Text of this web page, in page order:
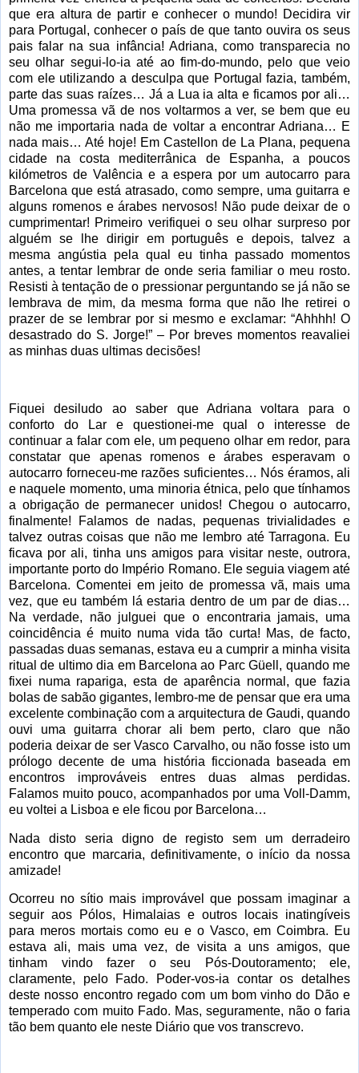
que era altura de partir e conhecer o mundo! Decidira vir
para Portugal, conhecer o país de que tanto ouvira os seus
pais falar na sua infância! Adriana, como transparecia no
seu olhar segui-lo-ia até ao fim-do-mundo, pelo que veio
com ele utilizando a desculpa que Portugal fazia, também,
parte das suas raízes… Já a Lua ia alta e ficamos por ali…
Uma promessa vã de nos voltarmos a ver, se bem que eu
não me importaria nada de voltar a encontrar Adriana… E
nada mais… Até hoje! Em Castellon de La Plana, pequena
cidade na costa mediterrânica de Espanha, a poucos
kilómetros de Valência e a espera por um autocarro para
Barcelona que está atrasado, como sempre, uma guitarra e
alguns romenos e árabes nervosos! Não pude deixar de o
cumprimentar! Primeiro verifiquei o seu olhar surpreso por
alguém se lhe dirigir em português e depois, talvez a
mesma angústia pela qual eu tinha passado momentos
antes, a tentar lembrar de onde seria familiar o meu rosto.
Resisti à tentação de o pressionar perguntando se já não se
lembrava de mim, da mesma forma que não lhe retirei o
prazer de se lembrar por si mesmo e exclamar: “Ahhhh! O
desastrado do S. Jorge!” – Por breves momentos reavaliei
as minhas duas ultimas decisões!
Fiquei desiludo ao saber que Adriana voltara para o
conforto do Lar e questionei-me qual o interesse de
continuar a falar com ele, um pequeno olhar em redor, para
constatar que apenas romenos e árabes esperavam o
autocarro forneceu-me razões suficientes… Nós éramos, ali
e naquele momento, uma minoria étnica, pelo que tínhamos
a obrigação de permanecer unidos! Chegou o autocarro,
finalmente! Falamos de nadas, pequenas trivialidades e
talvez outras coisas que não me lembro até Tarragona. Eu
ficava por ali, tinha uns amigos para visitar neste, outrora,
importante porto do Império Romano. Ele seguia viagem até
Barcelona. Comentei em jeito de promessa vã, mais uma
vez, que eu também lá estaria dentro de um par de dias…
Na verdade, não julguei que o encontraria jamais, uma
coincidência é muito numa vida tão curta! Mas, de facto,
passadas duas semanas, estava eu a cumprir a minha visita
ritual de ultimo dia em Barcelona ao Parc Güell, quando me
fixei numa rapariga, esta de aparência normal, que fazia
bolas de sabão gigantes, lembro-me de pensar que era uma
excelente combinação com a arquitectura de Gaudi, quando
ouvi uma guitarra chorar ali bem perto, claro que não
poderia deixar de ser Vasco Carvalho, ou não fosse isto um
prólogo decente de uma história ficcionada baseada em
encontros improváveis entres duas almas perdidas.
Falamos muito pouco, acompanhados por uma Voll-Damm,
eu voltei a Lisboa e ele ficou por Barcelona…
Nada disto seria digno de registo sem um derradeiro
encontro que marcaria, definitivamente, o início da nossa
amizade!
Ocorreu no sítio mais improvável que possam imaginar a
seguir aos Pólos, Himalaias e outros locais inatingíveis
para meros mortais como eu e o Vasco, em Coimbra. Eu
estava ali, mais uma vez, de visita a uns amigos, que
tinham vindo fazer o seu Pós-Doutoramento; ele,
claramente, pelo Fado. Poder-vos-ia contar os detalhes
deste nosso encontro regado com um bom vinho do Dão e
temperado com muito Fado. Mas, seguramente, não o faria
tão bem quanto ele neste Diário que vos transcrevo.